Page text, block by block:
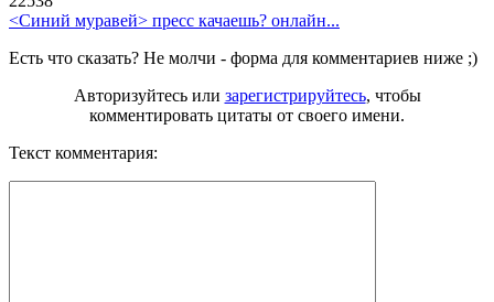
<Синий муравей> пресс качаешь? онлайн...
Есть что сказать? Не молчи - форма для комментариев ниже ;)
Авторизуйтесь или зарегистрируйтесь, чтобы
комментировать цитаты от своего имени.
Текст комментария: